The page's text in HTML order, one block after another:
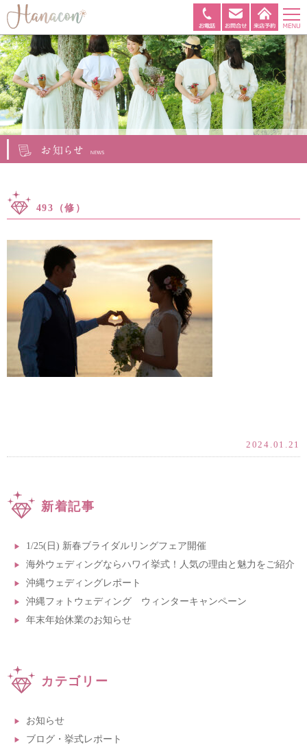
493（修）
2024.01.21
新着記事
1/25(日) 新春ブライダルリングフェア開催
海外ウェディングならハワイ挙式！人気の理由と魅力をご紹介
沖縄ウェディングレポート
沖縄フォトウェディング ウィンターキャンペーン
年末年始休業のお知らせ
カテゴリー
お知らせ
ブログ・挙式レポート